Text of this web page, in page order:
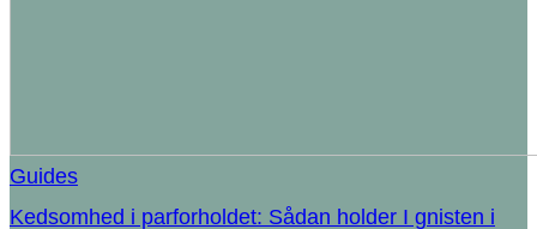
Guides
Kedsomhed i parforholdet: Sådan holder I gnisten i